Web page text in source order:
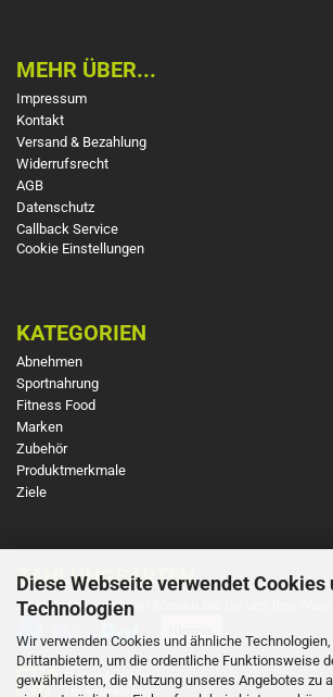
Diese Webseite verwendet Cookies
Technologien
Wir verwenden Cookies und ähnliche
Drittanbietern, um die ordentliche Funktionsweise
gewährleisten, die Nutzung unseres Angebotes zu
MEHR ÜBER...
Impressum
Kontakt
Versand & Bezahlung
Widerrufsrecht
AGB
Datenschutz
Callback Service
Cookie Einstellungen
KATEGORIEN
Abnehmen
Sportnahrung
Fitness Food
Marken
Zubehör
Produktmerkmale
Ziele
ZAHLUNGSARTEN
So einfach und sicher können Sie bei uns Ihre